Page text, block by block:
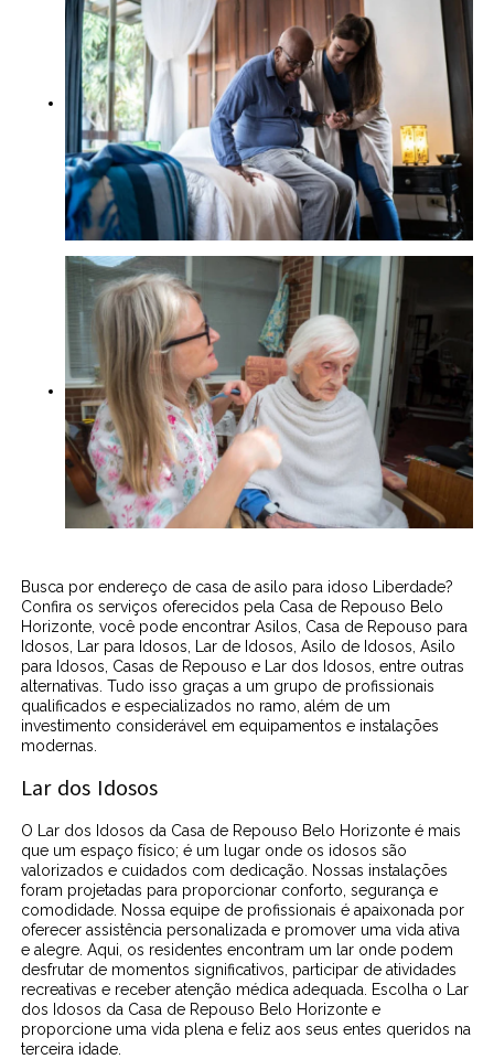
Busca por endereço de casa de asilo para idoso Liberdade?
Confira os serviços oferecidos pela Casa de Repouso Belo
Horizonte, você pode encontrar Asilos, Casa de Repouso para
Idosos, Lar para Idosos, Lar de Idosos, Asilo de Idosos, Asilo
para Idosos, Casas de Repouso e Lar dos Idosos, entre outras
alternativas. Tudo isso graças a um grupo de profissionais
qualificados e especializados no ramo, além de um
investimento considerável em equipamentos e instalações
modernas.
Lar dos Idosos
O Lar dos Idosos da Casa de Repouso Belo Horizonte é mais
que um espaço físico; é um lugar onde os idosos são
valorizados e cuidados com dedicação. Nossas instalações
foram projetadas para proporcionar conforto, segurança e
comodidade. Nossa equipe de profissionais é apaixonada por
oferecer assistência personalizada e promover uma vida ativa
e alegre. Aqui, os residentes encontram um lar onde podem
desfrutar de momentos significativos, participar de atividades
recreativas e receber atenção médica adequada. Escolha o Lar
dos Idosos da Casa de Repouso Belo Horizonte e
proporcione uma vida plena e feliz aos seus entes queridos na
terceira idade.